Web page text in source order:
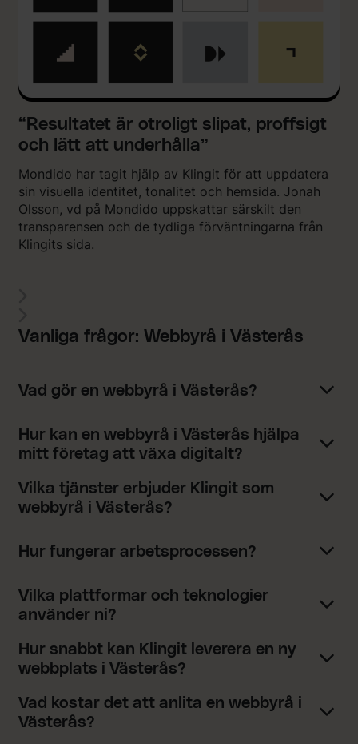
“Resultatet är otroligt slipat, proffsigt
och lätt att underhålla”
Mondido har tagit hjälp av Klingit för att uppdatera
sin visuella identitet, tonalitet och hemsida. Jonah
Olsson, vd på Mondido uppskattar särskilt den
transparensen och de tydliga förväntningarna från
Klingits sida.
Vanliga frågor: Webbyrå i Västerås
Vad gör en webbyrå i Västerås?
Hur kan en webbyrå i Västerås hjälpa
mitt företag att växa digitalt?
Vilka tjänster erbjuder Klingit som
webbyrå i Västerås?
Hur fungerar arbetsprocessen?
Vilka plattformar och teknologier
använder ni?
Hur snabbt kan Klingit leverera en ny
webbplats i Västerås?
Vad kostar det att anlita en webbyrå i
Västerås?